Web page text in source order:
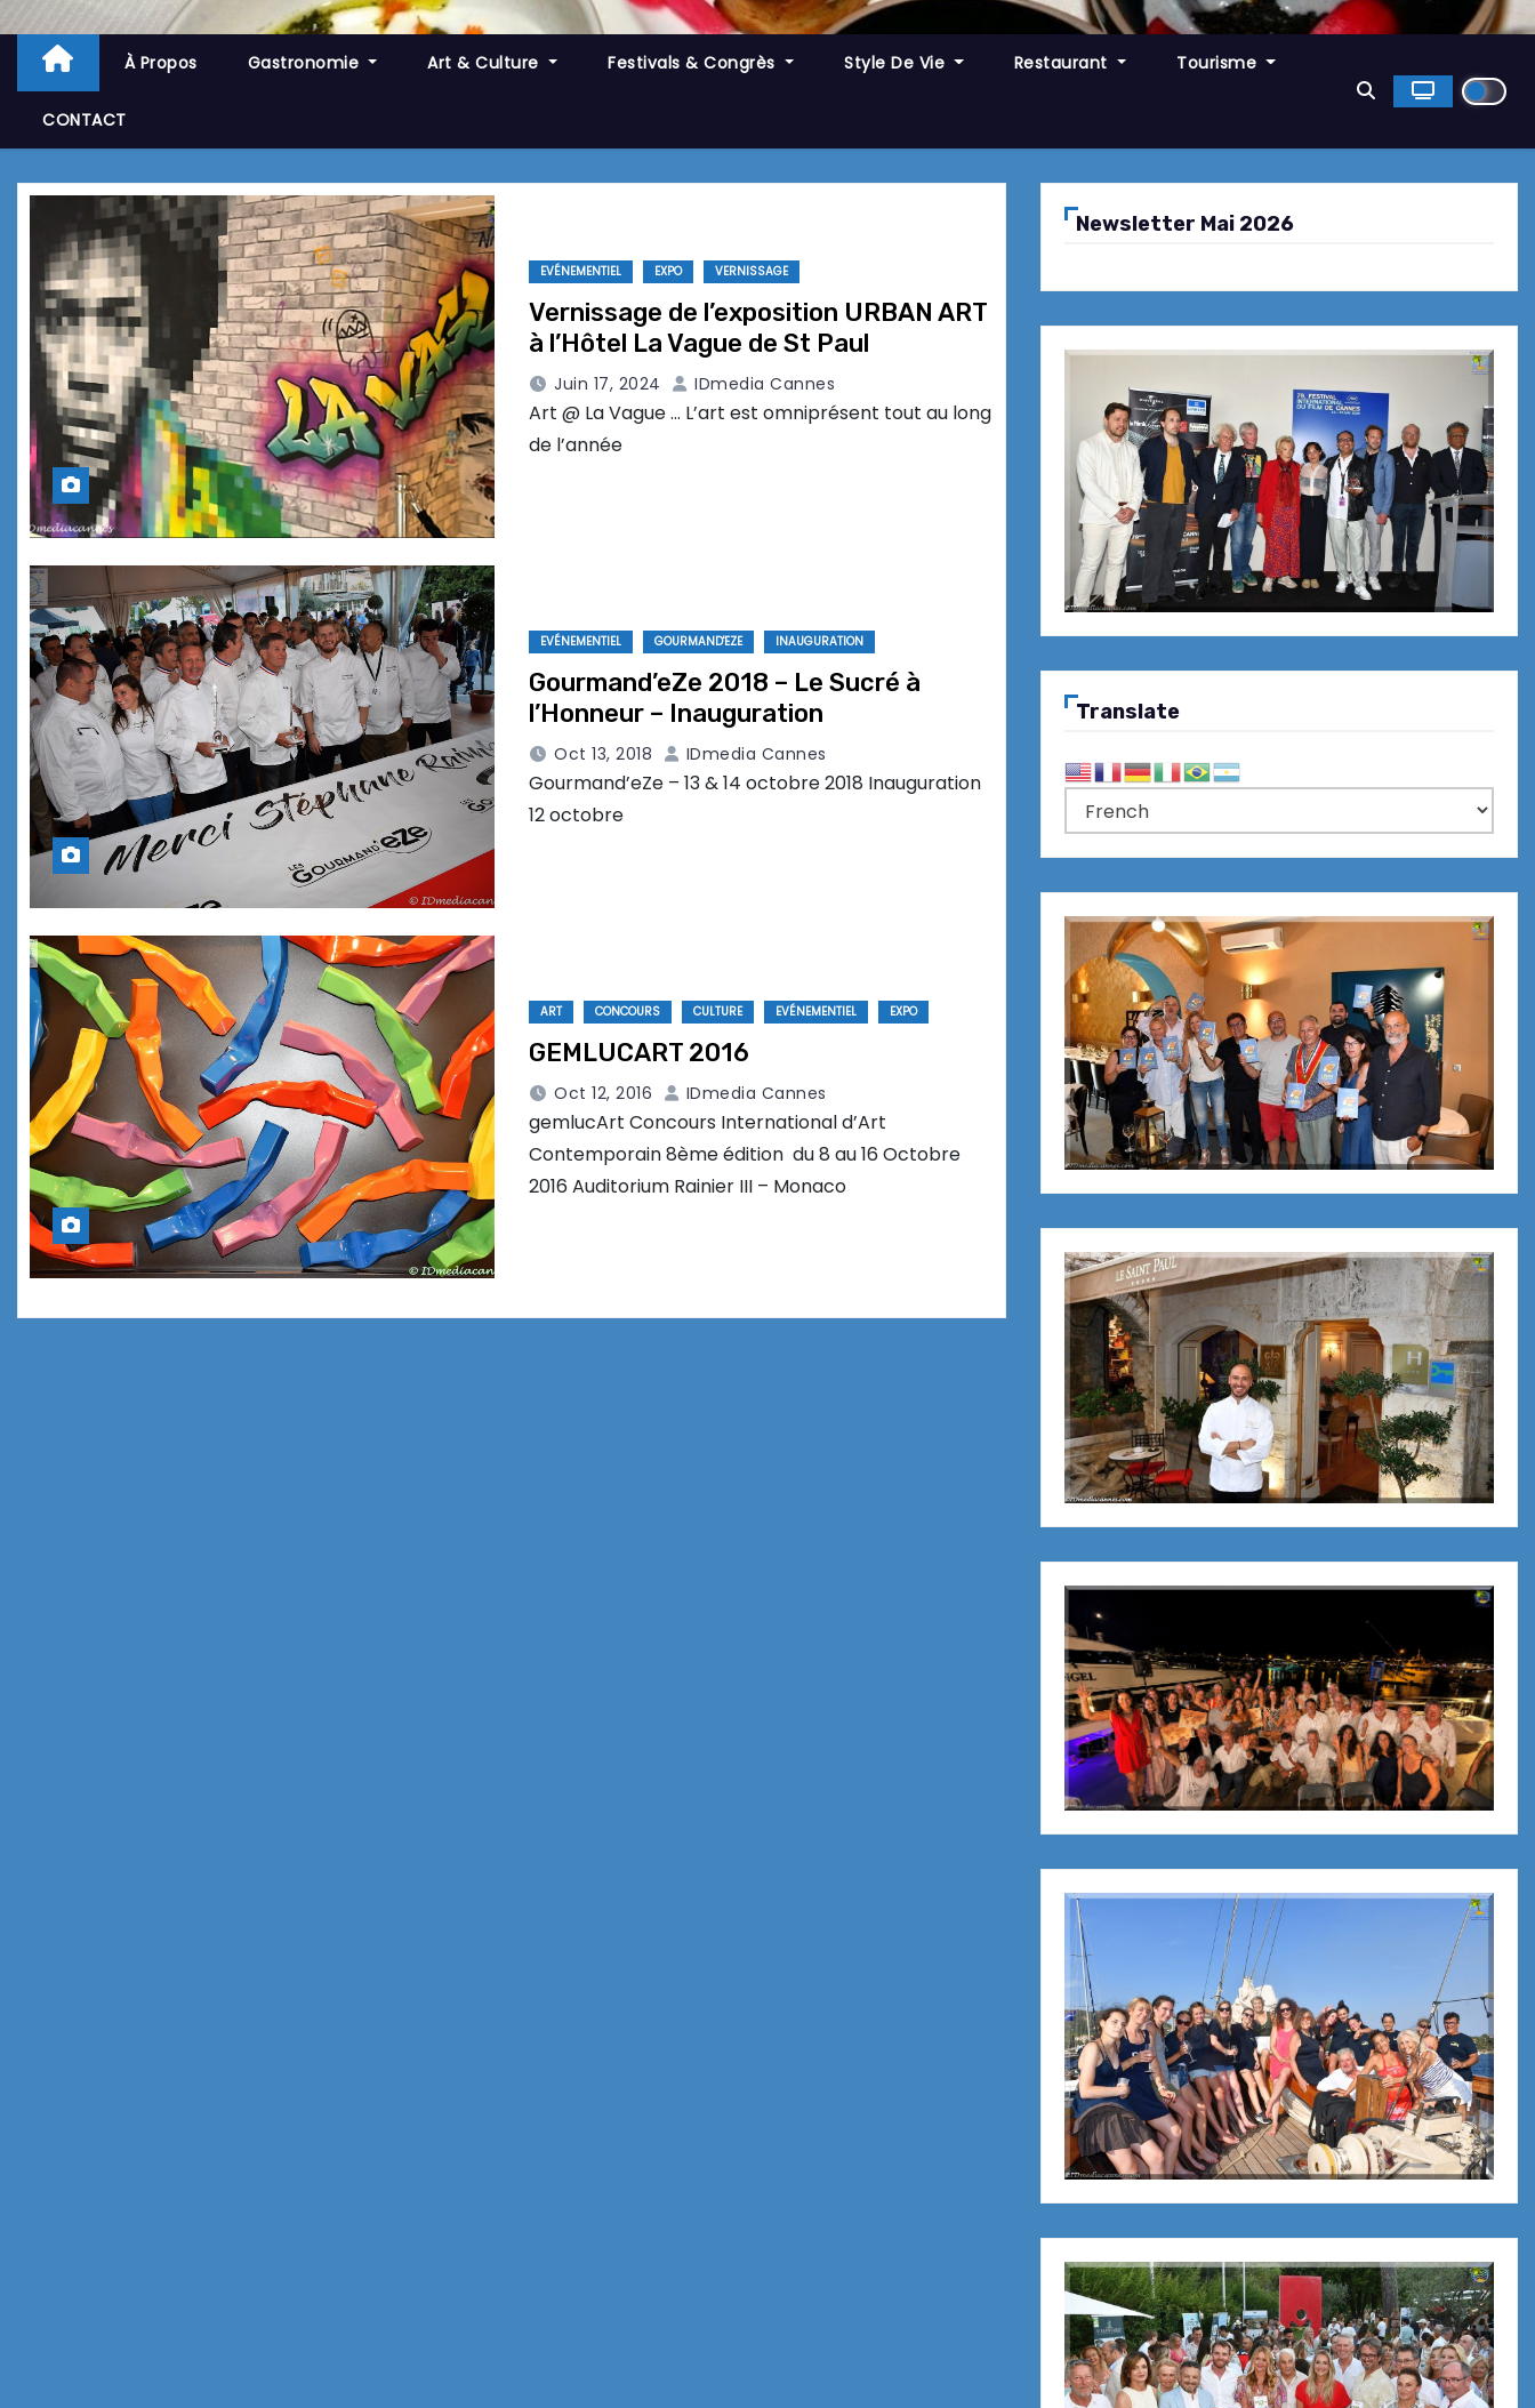
À Propos Gastronomie Art & Culture Festivals & Congrès Style De Vie Restaurant Tourisme
CONTACT
EVÉNEMENTIEL EXPO VERNISSAGE
Vernissage de l’exposition URBAN ART
à l’Hôtel La Vague de St Paul
Juin 17, 2024 IDmedia Cannes
Art @ La Vague … L’art est omniprésent tout au long
de l’année
EVÉNEMENTIEL GOURMAND'EZE INAUGURATION
Gourmand’eZe 2018 – Le Sucré à
l’Honneur – Inauguration
Oct 13, 2018 IDmedia Cannes
Gourmand’eZe – 13 & 14 octobre 2018 Inauguration
12 octobre
ART CONCOURS CULTURE EVÉNEMENTIEL EXPO
GEMLUCART 2016
Oct 12, 2016 IDmedia Cannes
gemlucArt Concours International d’Art
Contemporain 8ème édition du 8 au 16 Octobre
2016 Auditorium Rainier III – Monaco
Newsletter Mai 2026
Translate